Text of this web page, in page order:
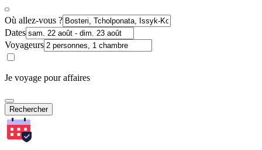
Où allez-vous ?
Dates
Voyageurs
Je voyage pour affaires
Rechercher